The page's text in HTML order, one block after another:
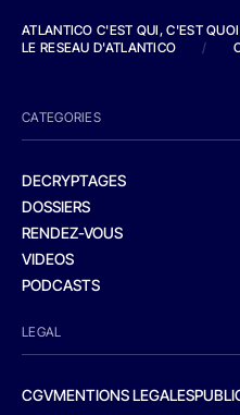
ATLANTICO C'EST QUI, C'EST
LE RESEAU D'ATLANTICO
/
CATEGORIES
DECRYPTAGES
DOSSIERS
RENDEZ-VOUS
VIDEOS
PODCASTS
LEGAL
CGVMENTIONS LEGALES